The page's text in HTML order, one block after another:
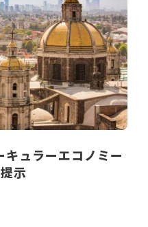
キュラーエコノミー
示